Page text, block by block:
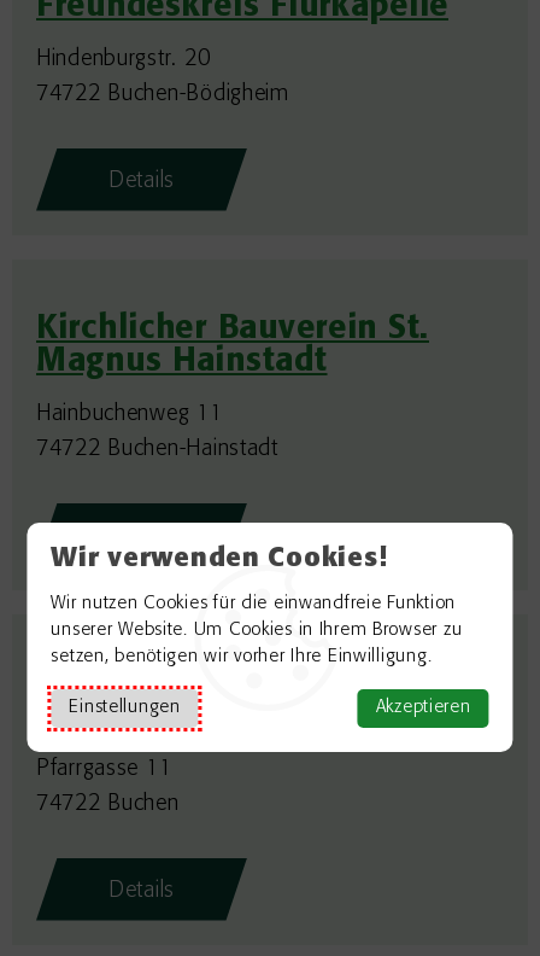
Wir verwenden Cookies!
Wir nutzen Cookies für die einwandfreie Funktion
unserer Website. Um Cookies in Ihrem Browser zu
setzen, benötigen wir vorher Ihre Einwilligung.
Einstellungen Akzeptieren
Freundeskreis Flurkapelle
Hindenburgstr. 20
74722 Buchen-Bödigheim
Details
Kirchlicher Bauverein St.
Magnus Hainstadt
Hainbuchenweg 11
74722 Buchen-Hainstadt
Kirchlicher Bauverein St.
Oswald
Pfarrgasse 11
74722 Buchen
Details